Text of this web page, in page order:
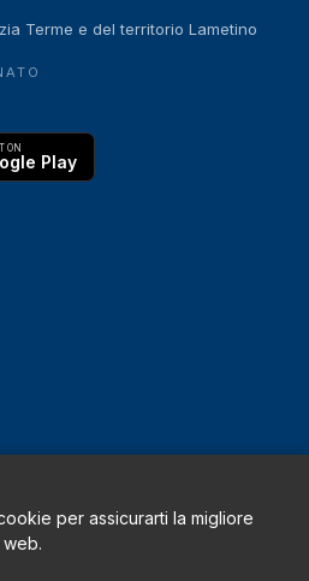
Terme e del territorio Lametino
ON
Play
per assicurarti la migliore